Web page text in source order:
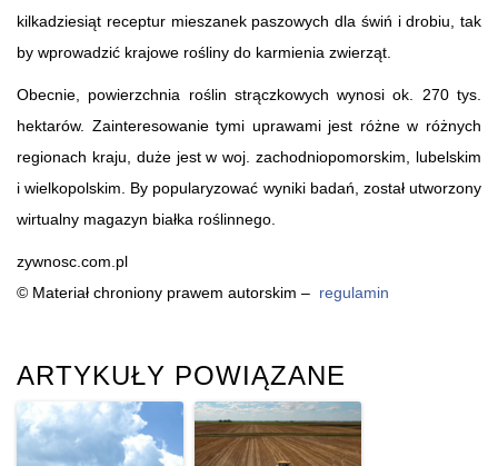
kilkadziesiąt receptur mieszanek paszowych dla świń i drobiu, tak
by wprowadzić krajowe rośliny do karmienia zwierząt.
Obecnie, powierzchnia roślin strączkowych wynosi ok. 270 tys.
hektarów. Zainteresowanie tymi uprawami jest różne w różnych
regionach kraju, duże jest w woj. zachodniopomorskim, lubelskim
i wielkopolskim. By popularyzować wyniki badań, został utworzony
wirtualny magazyn białka roślinnego.
zywnosc.com.pl
© Materiał chroniony prawem autorskim – regulamin
ARTYKUŁY POWIĄZANE